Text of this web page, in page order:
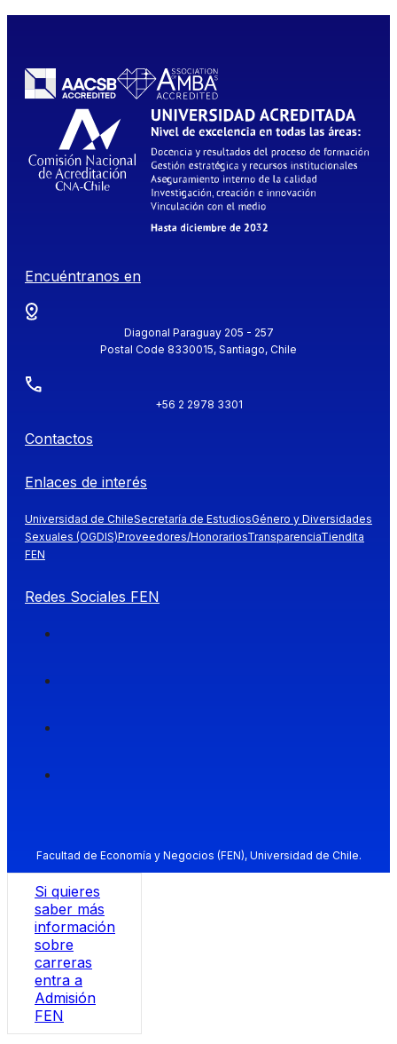
Encuéntranos en
Diagonal Paraguay 205 - 257
Postal Code 8330015, Santiago, Chile
+56 2 2978 3301
Contactos
Enlaces de interés
Universidad de ChileSecretaría de EstudiosGénero y Diversidades
Sexuales (OGDIS)Proveedores/HonorariosTransparenciaTiendita
FEN
Redes Sociales FEN
Facultad de Economía y Negocios (FEN), Universidad de Chile.
Si quieres
saber más
información
sobre
carreras
entra a
Admisión
FEN